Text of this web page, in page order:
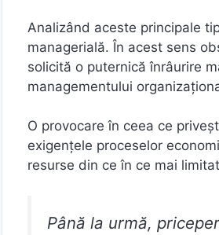
Analizând aceste principale
managerială. În acest sens
solicită o puternică înrâurire
managementului
O provocare în ceea ce
exigenţele proceselor
resurse din ce în ce mai
Până la urmă,